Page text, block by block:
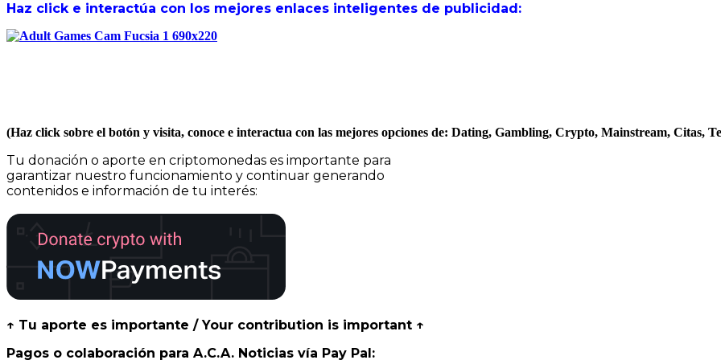
Haz click e interactúa con los mejores enlaces inteligentes de publicidad:
(Haz click sobre el botón y visita, conoce e interactua con las mejores opciones de: Dating, Gambling, Crypto, Mainstream, Citas,
Tu donación o aporte en criptomonedas es importante para
garantizar nuestro funcionamiento y continuar generando
contenidos e información de tu interés:
↑ Tu aporte es importante / Your contribution is important ↑
Pagos o colaboración para A.C.A. Noticias vía Pay Pal: